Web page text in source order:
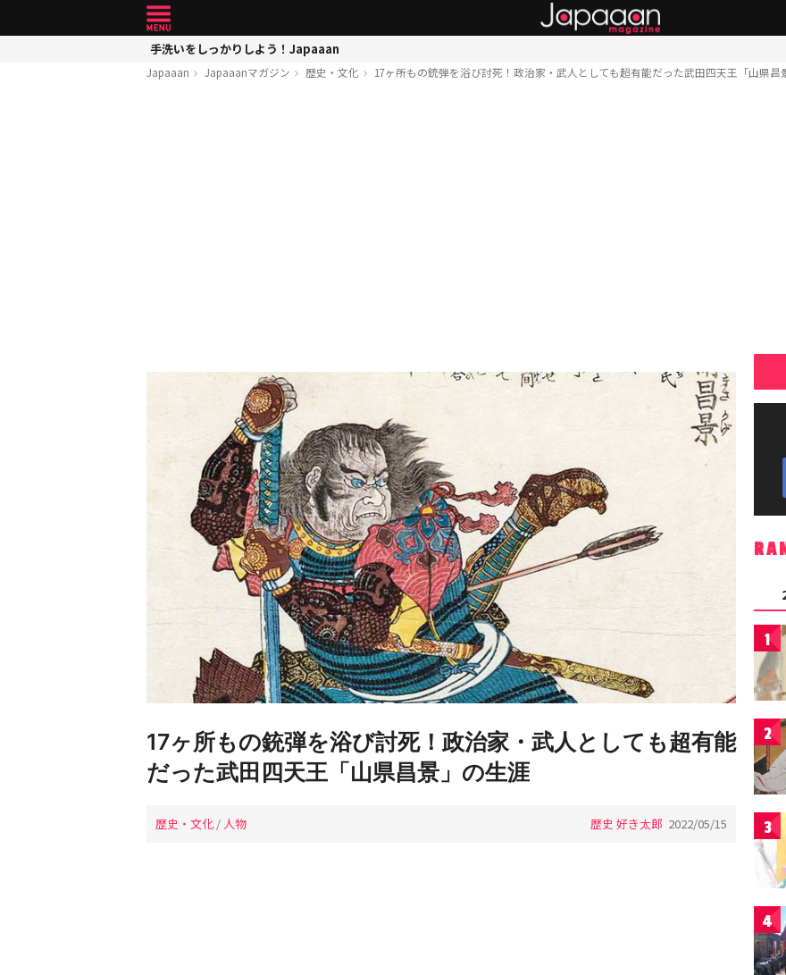
手洗いをしっかりしよう！Japaaan
Japaaan Japaaanマガジン 歴史・文化 17ヶ所もの銃弾を浴び討死！政治家・武人としても超有能だった武田四天王「山県昌
17ヶ所もの銃弾を浴び討死！政治家・武人としても超有能
だった武田四天王「山県昌景」の生涯
歴史・文化 / 人物 歴史 好き太郎 2022/05/15
1
2
3
4